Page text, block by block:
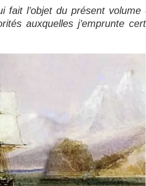
fait l’objet du présent
auxquelles j’emprunte